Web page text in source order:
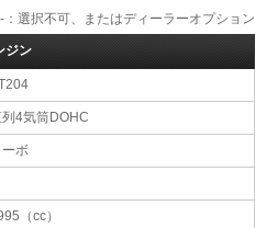
択不可、またはディーラーオプション
ジン
4気筒DOHC
ーボ
（cc）